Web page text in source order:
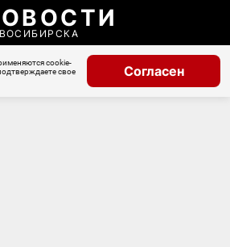
cookie-
свое
Согласен